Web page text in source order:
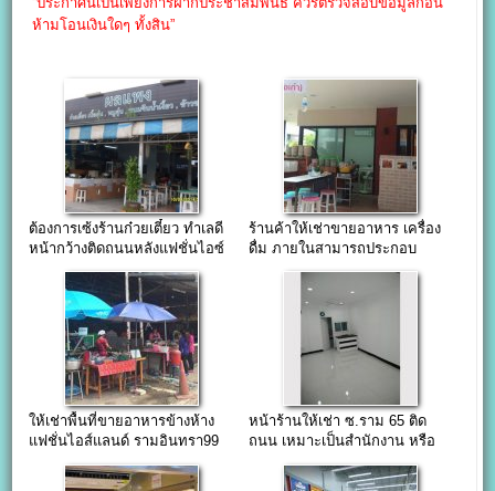
ห้ามโอนเงินใดๆ ทั้งสิน”
ต้องการเซ้งร้านก๋วยเตี๋ยว ทำเลดี
หน้ากว้างติดถนนหลังแฟชั่นไอซ์
ร้านค้าให้เช่าขายอาหาร เครื่อง
ดื่ม ภายในสามารถประกอบ
อาหารได้
ให้เช่าพื้นที่ขายอาหารข้างห้าง
แฟชั่นไอส์แลนด์ รามอินทรา99
หน้าร้านให้เช่า ซ.ราม 65 ติด
ถนน เหมาะเป็นสำนักงาน หรือ